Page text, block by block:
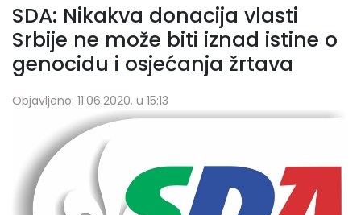
SDA: Nikakva donacija vlasti
Srbije ne može biti iznad istine o
genocidu i osjećanja žrtava
Objavljeno: 11.06.2020. u 15:13